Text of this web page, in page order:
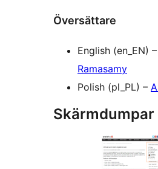
Översättare
English (en_EN) –
Ramasamy
Polish (pl_PL) –
Skärmdumpar